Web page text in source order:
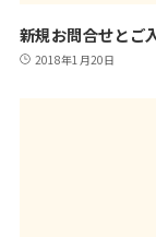
新規お問合せとご
2018年1月20日